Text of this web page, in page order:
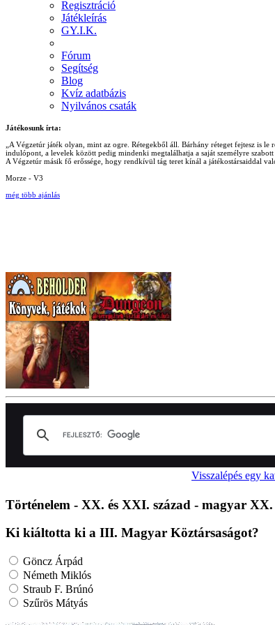
Regisztráció
Játékleírás
GY.I.K.
Fórum
Segítség
Blog
Kvíz adatbázis
Nyilvános csaták
Játékosunk írta:
„A Végzetúr játék olyan, mint az ogre. Rétegekből áll. Bárhány réteget fejtesz is
indulópont, a levelek között pedig mindenki megtalálhatja a saját személyre szabott
A Végzetúr másik fő erőssége, hogy rendkívül tág teret kínál a játékostársaiddal
Morze - V3
még több ajánlás
Visszalépés egy
Történelem - XX. és XXI. század - magyar XX.
Ki kiáltotta ki a III. Magyar Köztársaságot?
Göncz Árpád
Németh Miklós
Straub F. Brúnó
Szűrös Mátyás